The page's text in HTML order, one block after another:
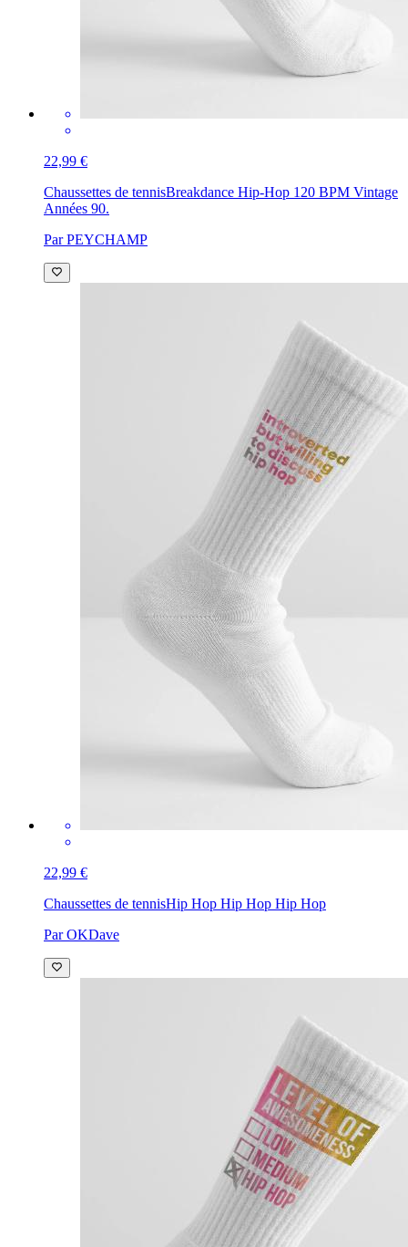
22,99 €
Chaussettes de tennisBreakdance Hip-Hop 120 BPM Vintage
Années 90.
Par PEYCHAMP
22,99 €
Chaussettes de tennisHip Hop Hip Hop Hip Hop
Par OKDave